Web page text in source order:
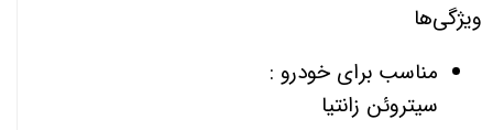
ویژگی‌ها
مناسب برای خودرو :
سیتروئن زانتیا